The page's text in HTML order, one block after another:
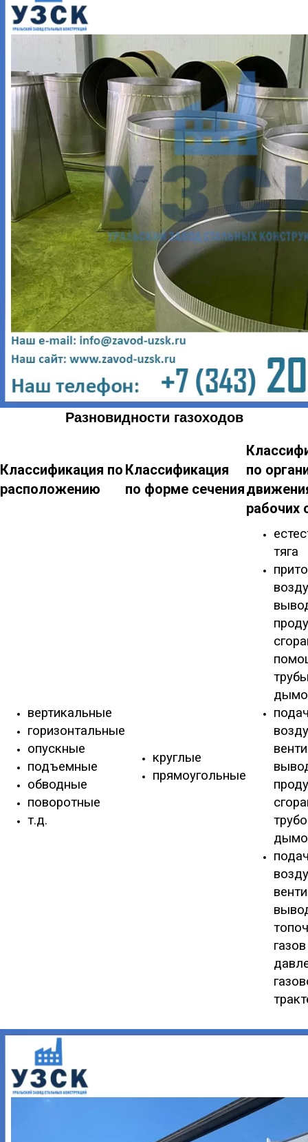
Разновидности газоходов
Классификация по
расположению
Классификация
по форме сечения
по
рабочих
вертикальные
горизонтальные
опускные
подъемные
обводные
поворотные
т.д.
круглые
прямоугольные
тяга